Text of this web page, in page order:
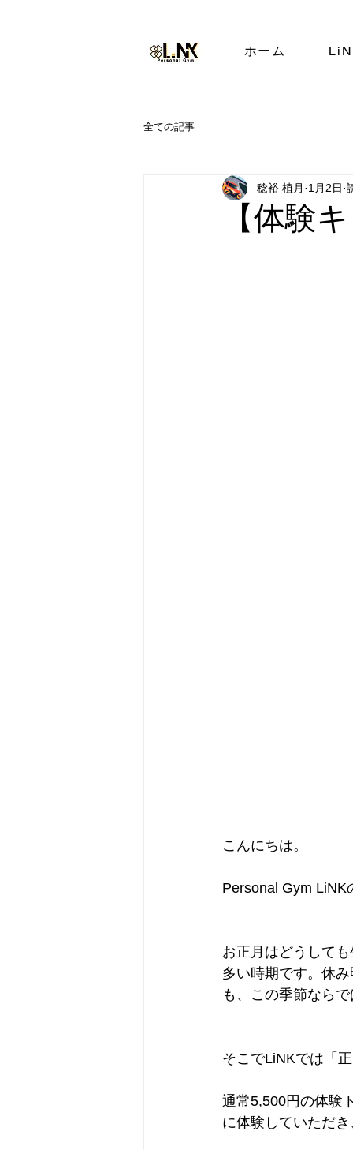
ホーム
全ての記事
【体験
稔裕 植月 1月2日
こんにちは。
Personal Gym
お正月はどうして
多い時期です。休
も、この季節なら
そこでLiNKでは「
通常5,500円の体験
に体験していただ